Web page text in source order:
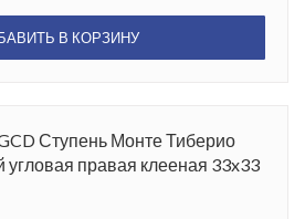
В КОРЗИНУ